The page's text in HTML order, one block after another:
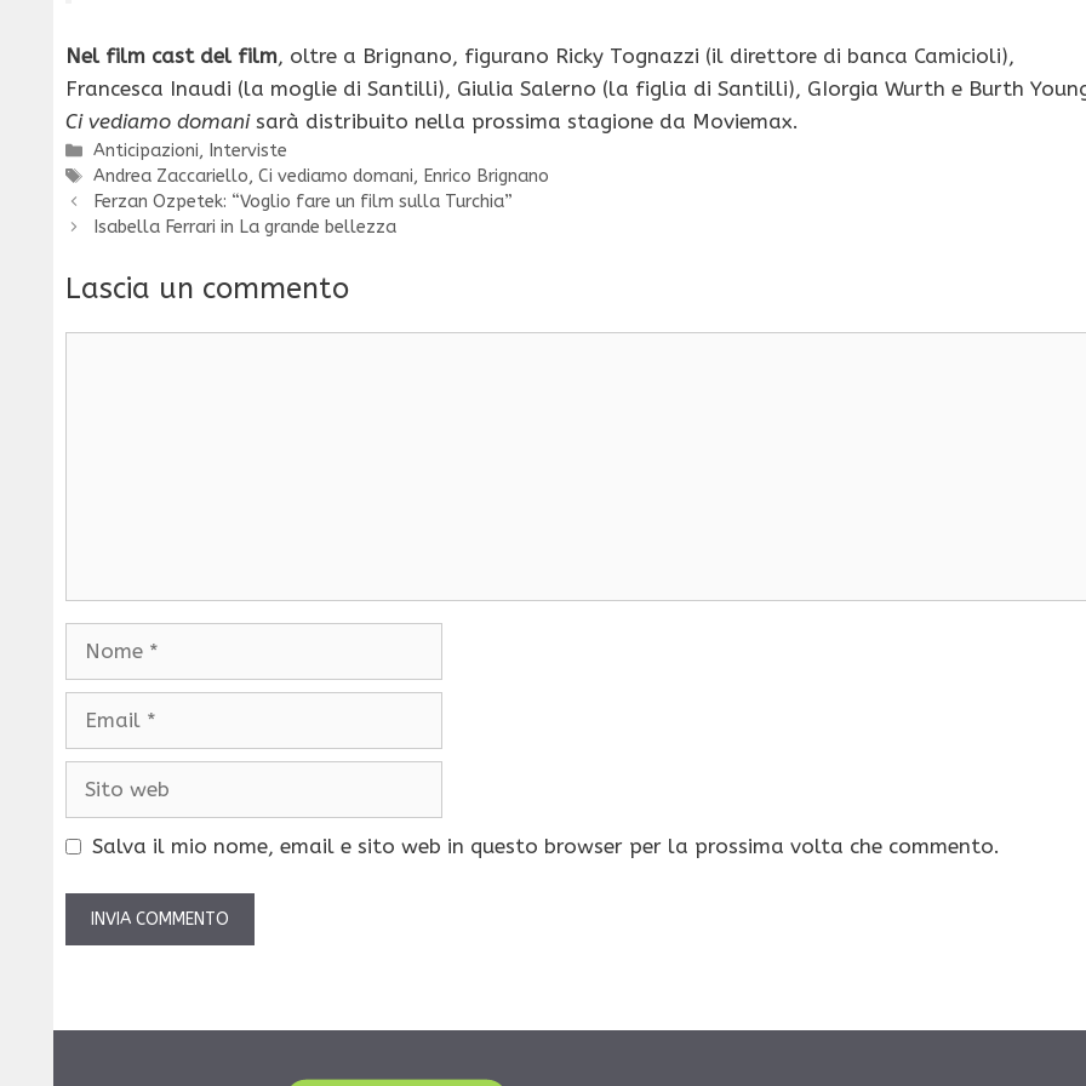
Nel film cast del film, oltre a Brignano, figurano Ricky Tognazzi (il direttore di banca Camicioli),
Francesca Inaudi (la moglie di Santilli), Giulia Salerno (la figlia di Santilli), GIorgia Wurth e Burth
Ci vediamo domanisarà distribuito nella prossima stagione da Moviemax.
Categorie
Anticipazioni, Interviste
Tag
Andrea Zaccariello,Ci vediamo domani, Enrico Brignano
Ferzan Ozpetek: “Voglio fare un film sulla Turchia”
Isabella Ferrari in La grande bellezza
Lascia un commento
Salva il mio nome, email e sito web in questo browser per la prossima volta che commento.